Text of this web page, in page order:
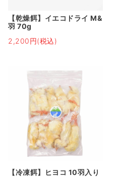
【乾燥餌】イエコドライ M&
羽 70g
2,200円(税込)
【冷凍餌】ヒヨコ 10羽入り